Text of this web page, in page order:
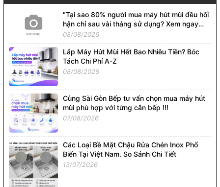
"Tại sao 80% người mua máy hút mùi đều hối
hận chỉ sau vài tháng sử dụng? Xem ngay
kẻo tiền mất, tật mang!"
08/08/2026
Lắp Máy Hút Mùi Hết Bao Nhiêu Tiền? Bóc
Tách Chi Phí A-Z
08/08/2026
Cùng Sài Gòn Bếp tư vấn chọn mua máy hút
mùi phù hợp với từng căn bếp !!!
07/08/2026
Các Loại Bề Mặt Chậu Rửa Chén Inox Phổ
Biến Tại Việt Nam. So Sánh Chi Tiết
13/07/2026